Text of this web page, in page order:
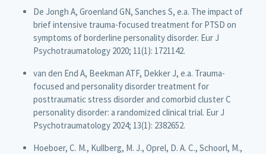
De Jongh A, Groenland GN, Sanches S, e.a. The impact of
brief intensive trauma-focused treatment for PTSD on
symptoms of borderline personality disorder. Eur J
Psychotraumatology 2020; 11(1): 1721142.
van den End A, Beekman ATF, Dekker J, e.a. Trauma-
focused and personality disorder treatment for
posttraumatic stress disorder and comorbid cluster C
personality disorder: a randomized clinical trial. Eur J
Psychotraumatology 2024; 13(1): 2382652.
Hoeboer, C. M., Kullberg, M. J., Oprel, D. A. C., Schoorl, M.,